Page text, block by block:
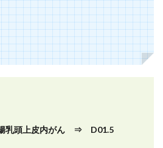
腸乳頭上皮内がん ⇒ D01.5